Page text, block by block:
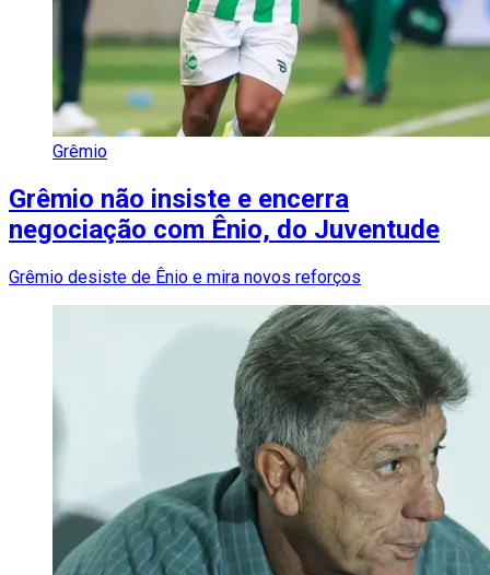
Grêmio
Grêmio não insiste e encerra
negociação com Ênio, do Juventude
Grêmio desiste de Ênio e mira novos reforços